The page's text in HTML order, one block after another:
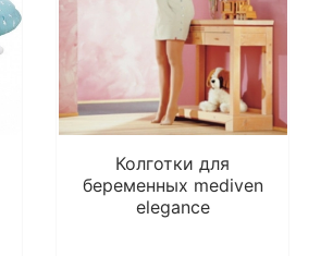
Колготки для
беременных mediven
elegance